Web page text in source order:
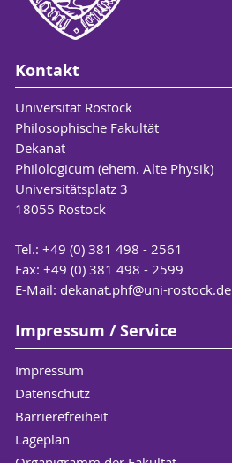
Kontakt
Universität Rostock
Philosophische Fakultät
Dekanat
Philologicum (ehem. Alte Physik)
Universitätsplatz 3
18055 Rostock
Tel.: +49 (0) 381 498 - 2561
Fax: +49 (0) 381 498 - 2599
E-Mail: dekanat.phf@uni-rostock.de
Impressum / Service
Impressum
Datenschutz
Barrierefreiheit
Lageplan